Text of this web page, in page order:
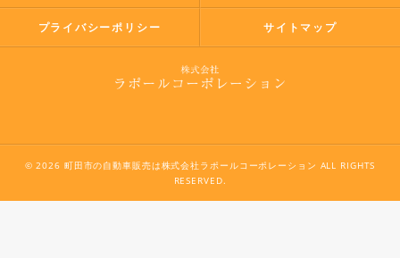
プライバシーポリシー サイトマップ
© 2026 町田市の自動車販売は株式会社ラポールコーポレーション ALL RIGHTS
RESERVED.